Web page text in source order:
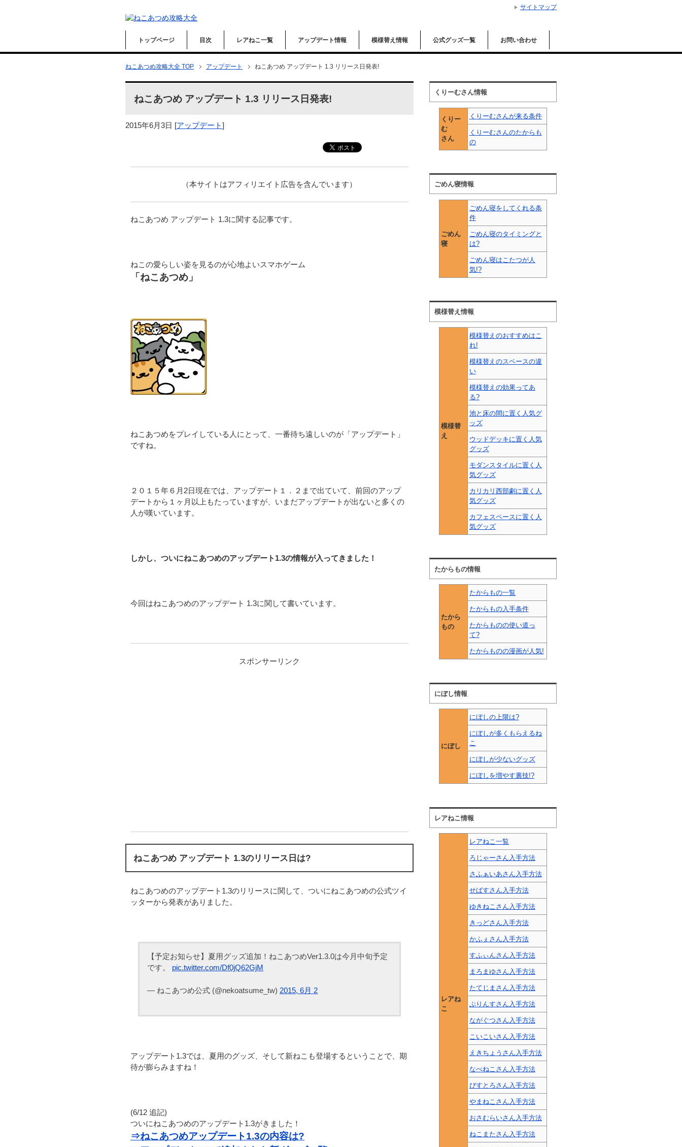
トップページ 目次 レアねこ一覧 アップデート情報 模様替え情報 公式グッズ一覧 お問い合わせ
ねこあつめ攻略大全 TOP アップデート ねこあつめ アップデート 1.3 リリース日発表!
ねこあつめ アップデート 1.3 リリース日発表!
2015年6月3日 [アップデート]
（本サイトはアフィリエイト広告を含んでいます）
ねこあつめ アップデート 1.3に関する記事です。
ねこの愛らしい姿を見るのが心地よいスマホゲーム
「ねこあつめ」
ねこあつめをプレイしている人にとって、一番待ち遠しいのが「アップデート」
ですね。
２０１５年６月2日現在では、アップデート１．２まで出ていて、前回のアップ
デートから１ヶ月以上もたっていますが、いまだアップデートが出ないと多くの
人が嘆いています。
しかし、ついにねこあつめのアップデート1.3の情報が入ってきました！
今回はねこあつめのアップデート 1.3に関して書いています。
スポンサーリンク
ねこあつめ アップデート 1.3のリリース日は?
ねこあつめのアップデート1.3のリリースに関して、ついにねこあつめの公式ツイ
ッターから発表がありました。
【予定お知らせ】夏用グッズ追加！ねこあつめVer1.3.0は今月中旬予定
です。 pic.twitter.com/Df0jQ62GjM
— ねこあつめ公式 (@nekoatsume_tw) 2015, 6月 2
アップデート1.3では、夏用のグッズ、そして新ねこも登場するということで、期
待が膨らみますね！
(6/12 追記)
ついにねこあつめのアップデート1.3がきました！
⇒ねこあつめアップデート1.3の内容は?
くりーむさん情報
くりー
む
さん
くりーむさんが来る条件
くりーむさんのたからも
の
ごめん寝情報
ごめん
寝
ごめん寝をしてくれる条
件
ごめん寝のタイミングと
は?
ごめん寝はこたつが人
気!?
模様替え情報
模様替
え
模様替えのおすすめはこ
れ!
模様替えのスペースの違
い
模様替えの効果ってあ
る?
池と床の間に置く人気グ
ッズ
ウッドデッキに置く人気
グッズ
モダンスタイルに置く人
気グッズ
カリカリ西部劇に置く人
気グッズ
カフェスペースに置く人
気グッズ
たからもの情報
たから
もの
たからもの一覧
たからもの入手条件
たからものの使い道っ
て?
たからものの漫画が人気!
にぼし情報
にぼし
にぼしの上限は?
にぼしが多くもらえるね
こ
にぼしが少ないグッズ
にぼしを増やす裏技!?
レアねこ情報
レアね
こ
レアねこ一覧
ろじゃーさん入手方法
さふぁいあさん入手方法
せばすさん入手方法
ゆきねこさん入手方法
きっどさん入手方法
かふぇさん入手方法
すふぃんさん入手方法
まろまゆさん入手方法
たてじまさん入手方法
ぷりんすさん入手方法
ながぐつさん入手方法
こいこいさん入手方法
えきちょうさん入手方法
なべねこさん入手方法
びすとろさん入手方法
やまねこさん入手方法
おさむらいさん入手方法
ねこまたさん入手方法
サイトマップ